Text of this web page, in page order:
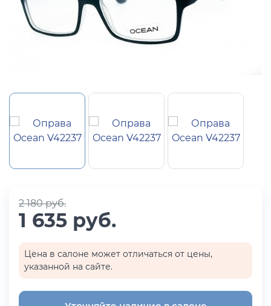
2 180 руб.
1 635 руб.
Цена в салоне может отличаться от цены,
указанной на сайте.